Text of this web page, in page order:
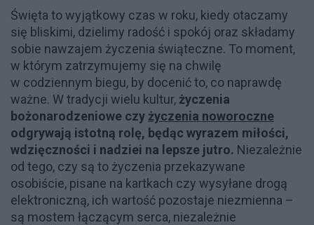
Święta to wyjątkowy czas w roku, kiedy otaczamy
się bliskimi, dzielimy radość i spokój oraz składamy
sobie nawzajem życzenia świąteczne. To moment,
w którym zatrzymujemy się na chwilę
w codziennym biegu, by docenić to, co naprawdę
ważne. W tradycji wielu kultur, życzenia
bożonarodzeniowe czy życzenia noworoczne
odgrywają istotną rolę, będąc wyrazem miłości,
wdzięczności i nadziei na lepsze jutro. Niezależnie
od tego, czy są to życzenia przekazywane
osobiście, pisane na kartkach czy wysyłane drogą
elektroniczną, ich wartość pozostaje niezmienna –
są mostem łączącym serca, niezależnie